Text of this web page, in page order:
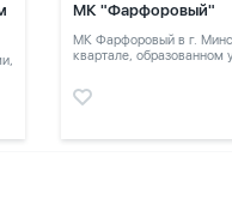
МК "Фарфоровый"
МК Фарфоровый в г.
квартале, образованном